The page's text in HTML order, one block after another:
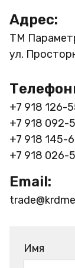
Адрес:
ТМ
ул.
+7 918 126-
+7 918 092-
+7 918 145-
+7 918 026-
Email:
Имя